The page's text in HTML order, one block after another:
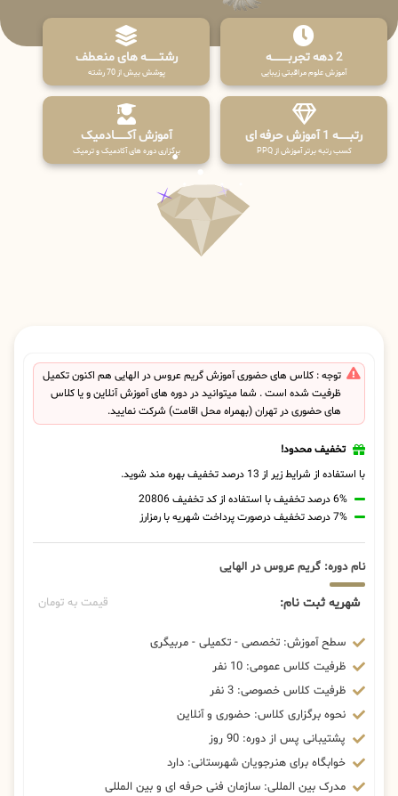
2 دهه تجربـــــــــه
آموزش علوم مراقبتی زیبایی
رشتـــــــه های منعطف
پوشش بیش از 70 رشته
رتبــــــه 1 آموزش حرفه ای
کسب رتبه برتر آموزش از PPQ
آموزش آکـــــــادمیک
برگزاری دوره های آکادمیک و ترمیک
توجه : کلاس های حضوری آموزش گریم عروس در الهایی هم اکنون تکمیل
ظرفیت شده است . شما میتوانید در دوره های آموزش آنلاین و یا کلاس
های حضوری در تهران (بهمراه محل اقامت) شرکت نمایید.
تخفیف محدود!
با استفاده از شرایط زیر از 13 درصد تخفیف بهره مند شوید.
6% درصد تخفیف با استفاده از کد تخفیف 20806
7% درصد تخفیف درصورت پرداخت شهریه با رمزارز
نام دوره: گریم عروس در الهایی
شهریه ثبت نام: قیمت به تومان
سطح آموزش: تخصصی - تکمیلی - مربیگری
ظرفیت کلاس عمومی: 10 نفر
ظرفیت کلاس خصوصی: 3 نفر
نحوه برگزاری کلاس: حضوری و آنلاین
پشتیبانی پس از دوره: 90 روز
خوابگاه برای هنرجویان شهرستانی: دارد
مدرک بین المللی: سازمان فنی حرفه ای و بین المللی